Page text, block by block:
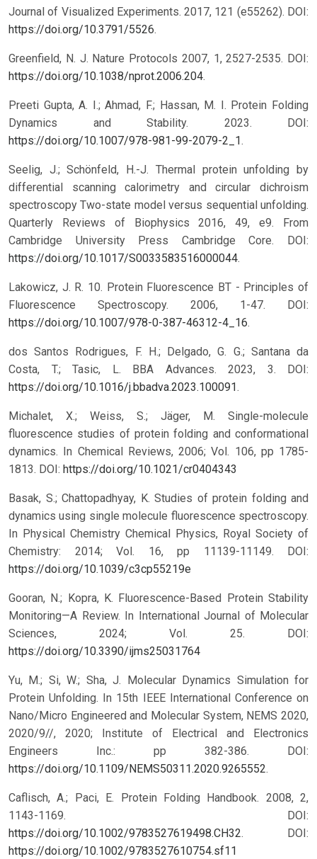
Journal of Visualized Experiments. 2017, 121 (e55262). DOI:
https://doi.org/10.3791/5526.
Greenfield, N. J. Nature Protocols 2007, 1, 2527-2535. DOI:
https://doi.org/10.1038/nprot.2006.204.
Preeti Gupta, A. I.; Ahmad, F.; Hassan, M. I. Protein Folding
Dynamics and Stability. 2023. DOI:
https://doi.org/10.1007/978-981-99-2079-2_1.
Seelig, J.; Schönfeld, H.-J. Thermal protein unfolding by
differential scanning calorimetry and circular dichroism
spectroscopy Two-state model versus sequential unfolding.
Quarterly Reviews of Biophysics 2016, 49, e9. From
Cambridge University Press Cambridge Core. DOI:
https://doi.org/10.1017/S0033583516000044.
Lakowicz, J. R. 10. Protein Fluorescence BT - Principles of
Fluorescence Spectroscopy. 2006, 1-47. DOI:
https://doi.org/10.1007/978-0-387-46312-4_16.
dos Santos Rodrigues, F. H.; Delgado, G. G.; Santana da
Costa, T.; Tasic, L. BBA Advances. 2023, 3. DOI:
https://doi.org/10.1016/j.bbadva.2023.100091.
Michalet, X.; Weiss, S.; Jäger, M. Single-molecule
fluorescence studies of protein folding and conformational
dynamics. In Chemical Reviews, 2006; Vol. 106, pp 1785-
1813. DOI: https://doi.org/10.1021/cr0404343
Basak, S.; Chattopadhyay, K. Studies of protein folding and
dynamics using single molecule fluorescence spectroscopy.
In Physical Chemistry Chemical Physics, Royal Society of
Chemistry: 2014; Vol. 16, pp 11139-11149. DOI:
https://doi.org/10.1039/c3cp55219e
Gooran, N.; Kopra, K. Fluorescence-Based Protein Stability
Monitoring—A Review. In International Journal of Molecular
Sciences, 2024; Vol. 25. DOI:
https://doi.org/10.3390/ijms25031764
Yu, M.; Si, W.; Sha, J. Molecular Dynamics Simulation for
Protein Unfolding. In 15th IEEE International Conference on
Nano/Micro Engineered and Molecular System, NEMS 2020,
2020/9//, 2020; Institute of Electrical and Electronics
Engineers Inc.: pp 382-386. DOI:
https://doi.org/10.1109/NEMS50311.2020.9265552.
Caflisch, A.; Paci, E. Protein Folding Handbook. 2008, 2,
1143-1169. DOI:
https://doi.org/10.1002/9783527619498.CH32. DOI:
https://doi.org/10.1002/9783527610754.sf11